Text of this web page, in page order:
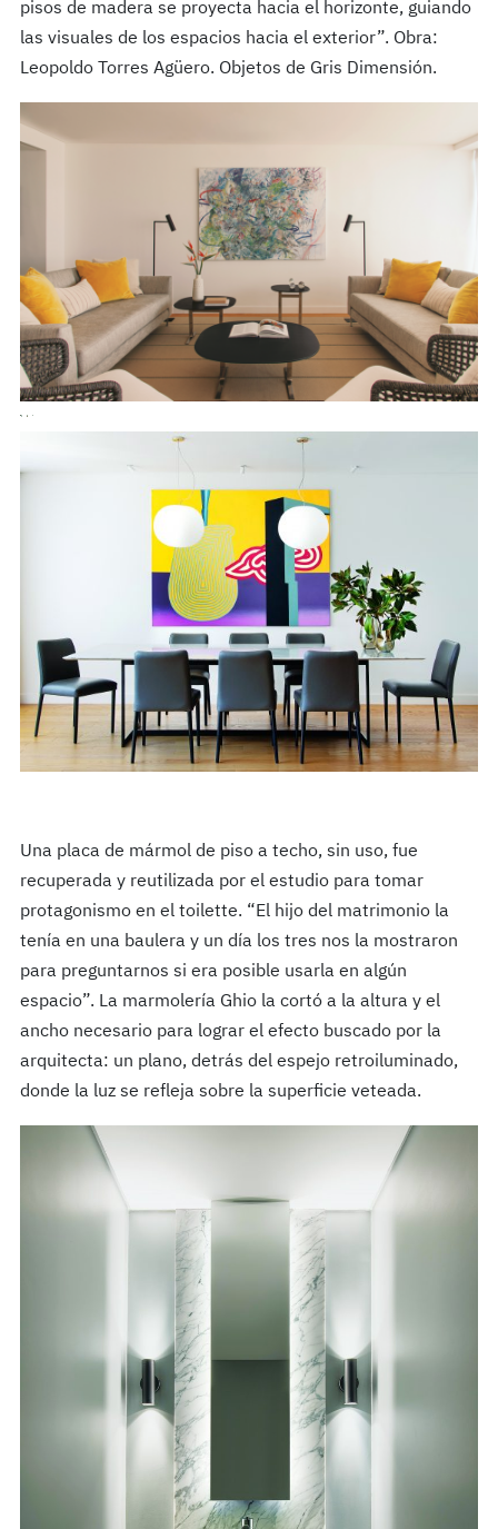
pisos de madera se proyecta hacia el horizonte, guiando
las visuales de los espacios hacia el exterior”. Obra:
Leopoldo Torres Agüero. Objetos de Gris Dimensión.
Una placa de mármol de piso a techo, sin uso, fue
recuperada y reutilizada por el estudio para tomar
protagonismo en el toilette. “El hijo del matrimonio la
tenía en una baulera y un día los tres nos la mostraron
para preguntarnos si era posible usarla en algún
espacio”. La marmolería Ghio la cortó a la altura y el
ancho necesario para lograr el efecto buscado por la
arquitecta: un plano, detrás del espejo retroiluminado,
donde la luz se refleja sobre la superficie veteada.